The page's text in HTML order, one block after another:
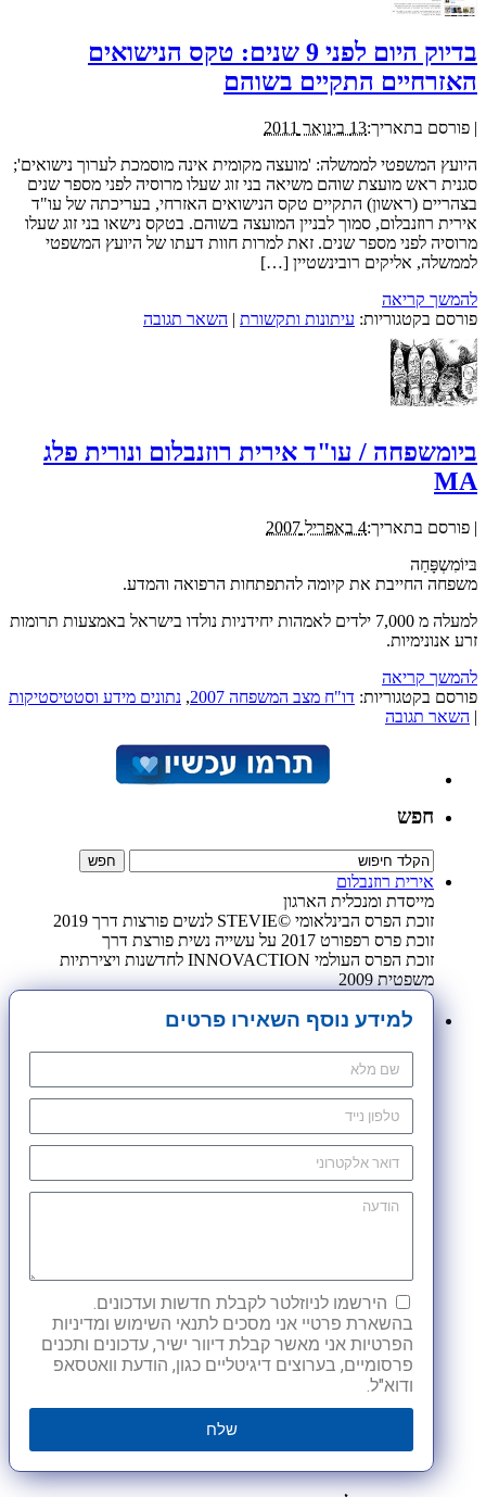
בדיוק היום לפני 9 שנים: טקס הנישואים
האזרחיים התקיים בשוהם
| פורסם בתאריך:13 בינואר 2011
היועץ המשפטי לממשלה: 'מועצה מקומית אינה מוסמכת לערוך נישואים';
סגנית ראש מועצת שוהם משיאה בני זוג שעלו מרוסיה לפני מספר שנים
בצהריים (ראשון) התקיים טקס הנישואים האזרחי, בעריכתה של עו"ד
אירית רוזנבלום, סמוך לבניין המועצה בשוהם. בטקס נישאו בני זוג שעלו
מרוסיה לפני מספר שנים. זאת למרות חוות דעתו של היועץ המשפטי
לממשלה, אליקים רובינשטיין […]
להמשך קריאה
פורסם בקטגוריות: עיתונות ותקשורת | השאר תגובה
ביומשפחה / עו"ד אירית רוזנבלום ונורית פלג
MA
| פורסם בתאריך:4 באפריל 2007
בּיוֹמִשְפָּחַה
משפחה החייבת את קיומה להתפתחות הרפואה והמדע.
למעלה מ 7,000 ילדים לאמהות יחידניות נולדו בישראל באמצעות תרומות
זרע אנונימיות.
להמשך קריאה
פורסם בקטגוריות: דו"ח מצב המשפחה 2007 , נתונים מידע וסטטיסטיקות
| השאר תגובה
חפש
אירית רוזנבלום
מייסדת ומנכלית הארגון
זוכת הפרס הבינלאומי ©STEVIE לנשים פורצות דרך 2019
זוכת פרס רפפורט 2017 על עשייה נשית פורצת דרך
זוכת הפרס העולמי INNOVACTION לחדשנות ויצירתיות
משפטית 2009
למידע נוסף השאירו פרטים
הירשמו לניוזלטר לקבלת חדשות ועדכונים.
בהשארת פרטיי אני מסכים לתנאי השימוש ומדיניות
הפרטיות אני מאשר קבלת דיוור ישיר, עדכונים ותכנים
פרסומיים, בערוצים דיגיטליים כגון, הודעת וואטסאפ
ודוא"ל.
שלח